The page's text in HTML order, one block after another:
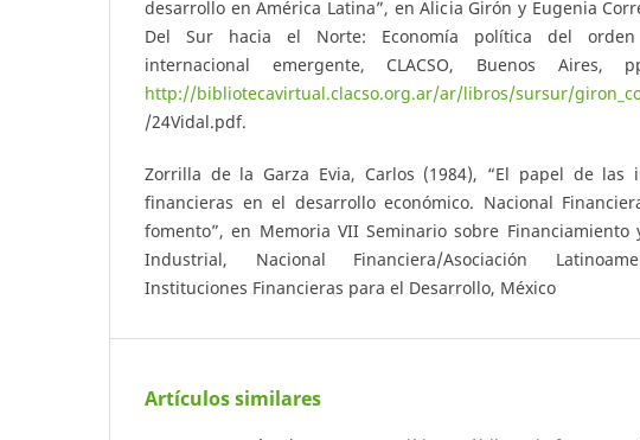
desarrollo en América Latina”, en Alicia Girón y Eugenia
Del Sur hacia el Norte: Economía política del orden
internacional emergente, CLACSO, Buenos Aires,
http://bibliotecavirtual.clacso.org.ar/ar/libros/sursur/
/24Vidal.pdf.
Zorrilla de la Garza Evia, Carlos (1984), “El papel de las
financieras en el desarrollo económico. Nacional
fomento”, en Memoria VII Seminario sobre Financiamiento
Industrial, Nacional Financiera/Asociación
Instituciones Financieras para el Desarrollo, México
Artículos similares